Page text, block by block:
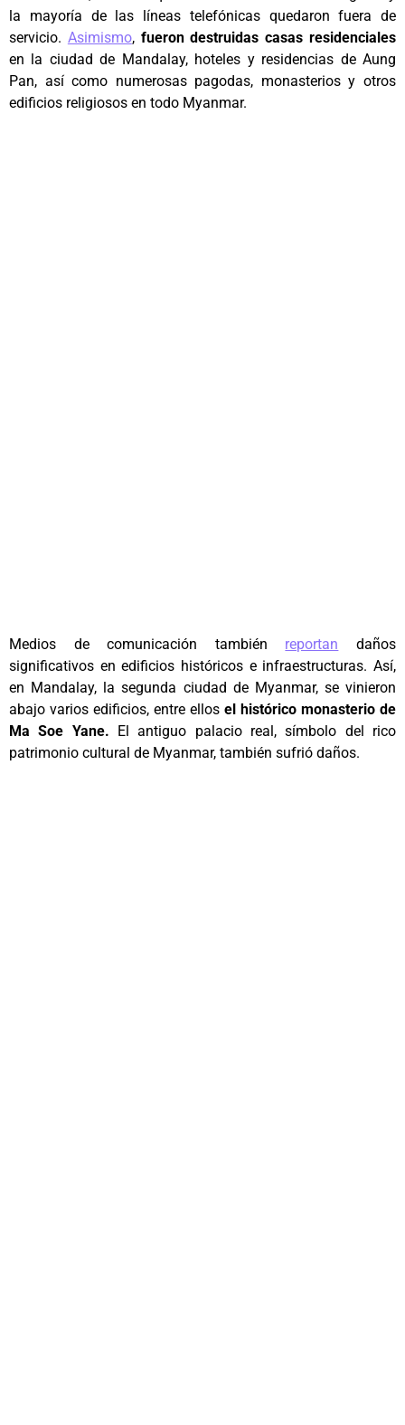
la mayoría de las líneas telefónicas quedaron fuera de
servicio. Asimismo, fueron destruidas casas residenciales
en la ciudad de Mandalay, hoteles y residencias de Aung
Pan, así como numerosas pagodas, monasterios y otros
edificios religiosos en todo Myanmar.
Medios de comunicación también reportan daños
significativos en edificios históricos e infraestructuras. Así,
en Mandalay, la segunda ciudad de Myanmar, se vinieron
abajo varios edificios, entre ellos el histórico monasterio de
Ma Soe Yane. El antiguo palacio real, símbolo del rico
patrimonio cultural de Myanmar, también sufrió daños.